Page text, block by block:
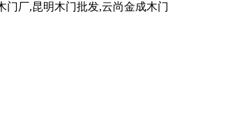
门厂,昆明木门批发,云尚金成木门